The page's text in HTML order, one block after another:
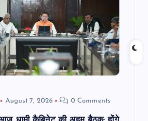
August 7, 2026 0 Comments